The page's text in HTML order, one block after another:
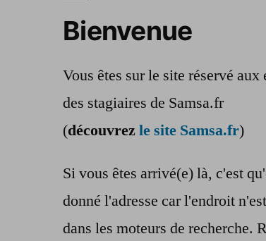
Bienvenue
Vous êtes sur le site réservé aux
des stagiaires de Samsa.fr
(découvrezle site Samsa.fr)
Si vous êtes arrivé(e) là, c'est
donné l'adresse car l'endroit
dans les moteurs de recherche.